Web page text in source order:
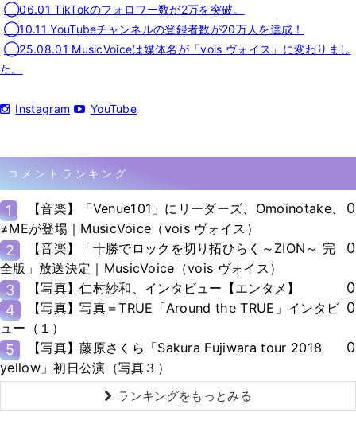
◯06.01 TikTokのフォロワー数が2万を突破。
◯10.11 YouTubeチャンネルの登録者数が20万人を達成！
◯25.08.01 MusicVoiceは媒体名が「vois ヴォイス」に変わりまし
た。
Instagram YouTube
コメントランキング
1
【音楽】「Venue101」にリーダーズ、Omoinotake、
≠MEが登場｜MusicVoice（vois ヴォイス）
0
2
【音楽】「十勝でロックを切り拓ひらく～ZION～ 完
全版」放送決定｜MusicVoice（vois ヴォイス）
0
3 【写真】仁村紗和、インタビュー【エンタメ】
0
4
【写真】写真＝TRUE「Around the TRUE」インタビ
ュー（１）
0
5
【写真】藤原さくら「Sakura Fujiwara tour 2018
yellow」初日公演（写真３）
0
ランキングをもっとみる